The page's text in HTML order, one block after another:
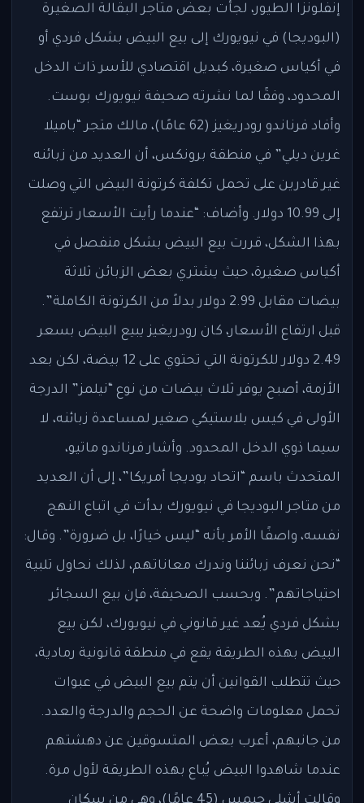
إنفلونزا الطيور، لجأت بعض متاجر البقالة الصغيرة
(البوديجا) في نيويورك إلى بيع البيض بشكل فردي أو
في أكياس صغيرة، كبديل اقتصادي للأسر ذات الدخل
المحدود، وفقًا لما نشرته صحيفة نيويورك بوست.
وأفاد فرناندو رودريغيز (62 عامًا)، مالك متجر “باميلا
غرين ديلي” في منطقة برونكس، أن العديد من زبائنه
غير قادرين على تحمل تكلفة كرتونة البيض التي وصلت
إلى 10.99 دولار. وأضاف: “عندما رأيت الأسعار ترتفع
بهذا الشكل، قررت بيع البيض بشكل منفصل في
أكياس صغيرة، حيث يشتري بعض الزبائن ثلاثة
بيضات مقابل 2.99 دولار بدلاً من الكرتونة الكاملة”.
قبل ارتفاع الأسعار، كان رودريغيز يبيع البيض بسعر
2.49 دولار للكرتونة التي تحتوي على 12 بيضة، لكن بعد
الأزمة، أصبح يوفر ثلاث بيضات من نوع “نيلمز” الدرجة
الأولى في كيس بلاستيكي صغير لمساعدة زبائنه، لا
سيما ذوي الدخل المحدود. وأشار فرناندو ماتيو،
المتحدث باسم “اتحاد بوديجا أمريكا”، إلى أن العديد
من متاجر البوديجا في نيويورك بدأت في اتباع النهج
نفسه، واصفًا الأمر بأنه “ليس خيارًا، بل ضرورة”. وقال:
“نحن نعرف زبائننا وندرك معاناتهم، لذلك نحاول تلبية
احتياجاتهم”. وبحسب الصحيفة، فإن بيع السجائر
بشكل فردي يُعد غير قانوني في نيويورك، لكن بيع
البيض بهذه الطريقة يقع في منطقة قانونية رمادية،
حيث تتطلب القوانين أن يتم بيع البيض في عبوات
تحمل معلومات واضحة عن الحجم والدرجة والعدد.
من جانبهم، أعرب بعض المتسوقين عن دهشتهم
عندما شاهدوا البيض يُباع بهذه الطريقة لأول مرة.